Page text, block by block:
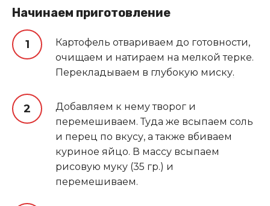
Начинаем приготовление
Картофель отвариваем до готовности,
очищаем и натираем на мелкой терке.
Перекладываем в глубокую миску.
Добавляем к нему творог и
перемешиваем. Туда же всыпаем соль
и перец по вкусу, а также вбиваем
куриное яйцо. В массу всыпаем
рисовую муку (35 гр.) и
перемешиваем.